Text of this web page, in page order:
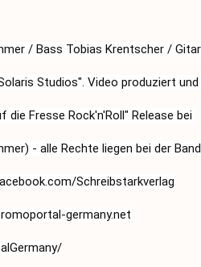
Studios". Video produziert und
Fresse Rock'n'Roll" Release bei
- alle Rechte liegen bei der Band
Schreibstarkverlag
germany.net